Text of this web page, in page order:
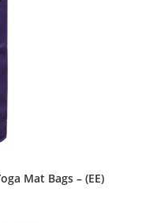
Mat Bags – (EE)